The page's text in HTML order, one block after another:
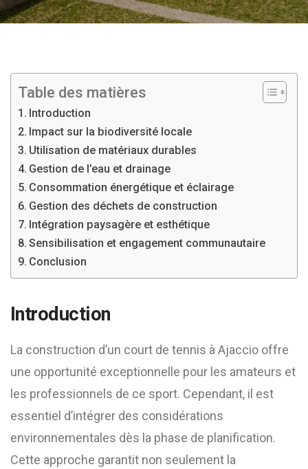
Table des matières
Introduction
Impact sur la biodiversité locale
Utilisation de matériaux durables
Gestion de l’eau et drainage
Consommation énergétique et éclairage
Gestion des déchets de construction
Intégration paysagère et esthétique
Sensibilisation et engagement communautaire
Conclusion
Introduction
La construction d’un court de tennis à Ajaccio offre
une opportunité exceptionnelle pour les amateurs et
les professionnels de ce sport. Cependant, il est
essentiel d’intégrer des considérations
environnementales dès la phase de planification.
Cette approche garantit non seulement la